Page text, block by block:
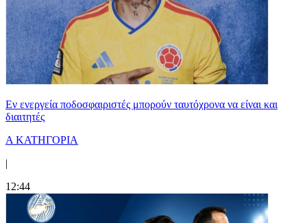
Εν ενεργεία ποδοσφαιριστές μπορούν ταυτόχρονα να είναι και
διαιτητές
Α ΚΑΤΗΓΟΡΙΑ
|
12:44